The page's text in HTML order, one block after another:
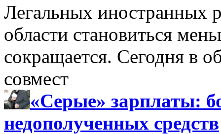
Легальных иностранных
области становиться
сокращается. Сегодня в
совмест
«Серые» зарплаты:
недополученных средств